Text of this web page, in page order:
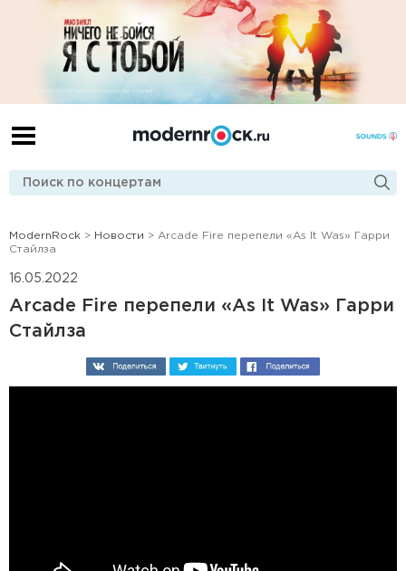
ModernRock > Новости > Arcade Fire перепели «As It Was» Гарри
Стайлза
16.05.2022
Arcade Fire перепели «As It Was» Гарри
Стайлза